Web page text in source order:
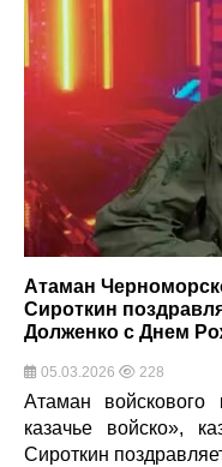
Атаман
Сироткин
Долженко с Днем
05.03.2026 228
Атаман войскового
казачье войско»,
Сироткин